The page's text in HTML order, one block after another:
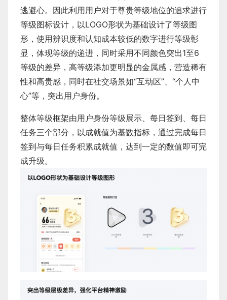
逃避心。因此利用用户对于尊贵等级地位的追求进行
等级图标设计，以LOGO形状为基础设计了等级图
形，使用辨识度和认知成本较低的数字进行等级彰
显，体现等级的递进，同时采用不同颜色突出1至6
等级的差异，高等级添加更明显的金属感，营造稀有
性和高贵感，同时在社交场景如“互动区”、“个人中
心”等，突出用户身份。
整体等级框架由用户身份等级展示、每日签到、每日
任务三个部分，以成就值为基数指标，通过完成每日
签到与每日任务积累成就值，达到一定的数值即可完
成升级。